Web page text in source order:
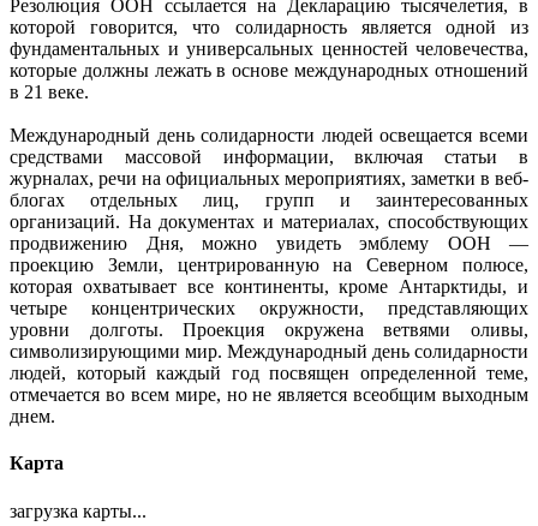
Резолюция ООН ссылается на Декларацию тысячелетия, в
которой говорится, что солидарность является одной из
фундаментальных и универсальных ценностей человечества,
которые должны лежать в основе международных отношений
в 21 веке.
Международный день солидарности людей освещается всеми
средствами массовой информации, включая статьи в
журналах, речи на официальных мероприятиях, заметки в веб-
блогах отдельных лиц, групп и заинтересованных
организаций. На документах и материалах, способствующих
продвижению Дня, можно увидеть эмблему ООН —
проекцию Земли, центрированную на Северном полюсе,
которая охватывает все континенты, кроме Антарктиды, и
четыре концентрических окружности, представляющих
уровни долготы. Проекция окружена ветвями оливы,
символизирующими мир. Международный день солидарности
людей, который каждый год посвящен определенной теме,
отмечается во всем мире, но не является всеобщим выходным
днем.
Карта
загрузка карты...